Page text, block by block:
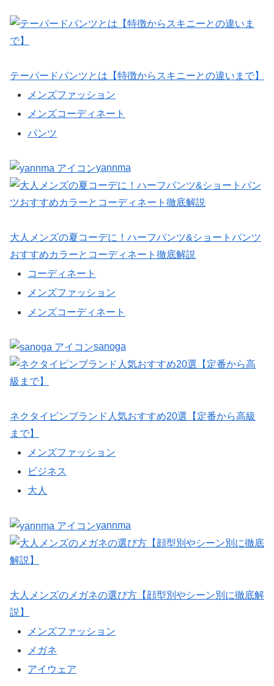
テーパードパンツとは【特徴からスキニーとの違いまで】
メンズファッション
メンズコーディネート
パンツ
yannma
大人メンズの夏コーデに！ハーフパンツ&ショートパンツ
おすすめカラーとコーディネート徹底解説
コーディネート
メンズファッション
メンズコーディネート
sanoga
ネクタイピンブランド人気おすすめ20選【定番から高級
まで】
メンズファッション
ビジネス
大人
yannma
大人メンズのメガネの選び方【顔型別やシーン別に徹底解
説】
メンズファッション
メガネ
アイウェア